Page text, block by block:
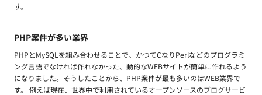
す。
PHP案件が多い業界
PHPとMySQLを組み合わせることで、かつてCなりPerlなどのプログラミ
ング言語でなければ作れなかった、動的なWEBサイトが簡単に作れるよう
になりました。そうしたことから、PHP案件が最も多いのはWEB業界で
す。 例えば現在、世界中で利用されているオープンソースのブログサービ